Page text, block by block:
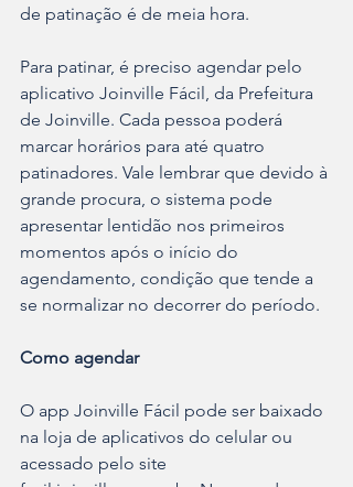
de patinação é de meia hora.
Para patinar, é preciso agendar pelo
aplicativo Joinville Fácil, da Prefeitura
de Joinville. Cada pessoa poderá
marcar horários para até quatro
patinadores. Vale lembrar que devido à
grande procura, o sistema pode
apresentar lentidão nos primeiros
momentos após o início do
agendamento, condição que tende a
se normalizar no decorrer do período.
Como agendar
O app Joinville Fácil pode ser baixado
na loja de aplicativos do celular ou
acessado pelo site